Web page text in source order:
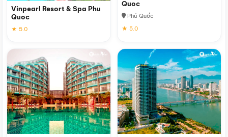
Vinpearl Resort & Spa Phu
Quoc
★ 5.0
Quoc
Phú Quốc
★ 5.0